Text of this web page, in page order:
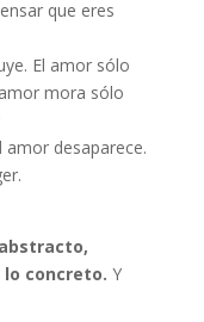
que eres
El amor sólo
mora sólo
desaparece.
concreto. Y